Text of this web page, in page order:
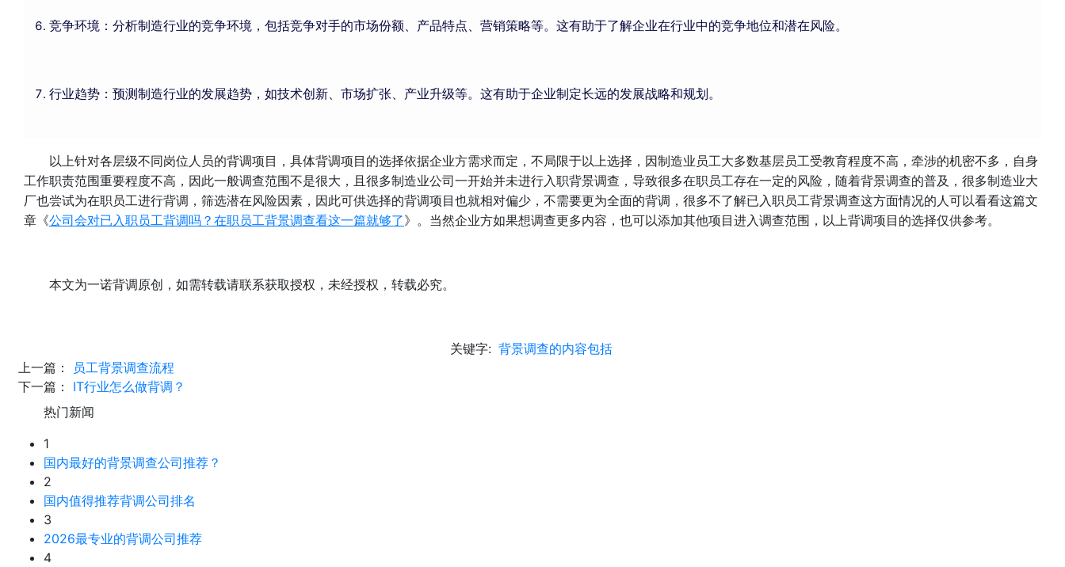
竞争环境：分析制造行业的竞争环境，包括竞争对手的市场份额、产品特点、营销策略等。这有助于了解企业在行业中的竞争地位和潜在风险。
行业趋势：预测制造行业的发展趋势，如技术创新、市场扩张、产业升级等。这有助于企业制定长远的发展战略和规划。
以上针对各层级不同岗位人员的背调项目，具体背调项目的选择依据企业方需求而定，不局限于以上选择，因制造业员工大多数基层员工受教育程度不高，牵涉的机密不多，自身
工作职责范围重要程度不高，因此一般调查范围不是很大，且很多制造业公司一开始并未进行入职背景调查，导致很多在职员工存在一定的风险，随着背景调查的普及，很多制造业大
厂也尝试为在职员工进行背调，筛选潜在风险因素，因此可供选择的背调项目也就相对偏少，不需要更为全面的背调，很多不了解已入职员工背景调查这方面情况的人可以看看这篇文
章《公司会对已入职员工背调吗？在职员工背景调查看这一篇就够了》。当然企业方如果想调查更多内容，也可以添加其他项目进入调查范围，以上背调项目的选择仅供参考。
本文为一诺背调原创，如需转载请联系获取授权，未经授权，转载必究。
关键字: 背景调查的内容包括
上一篇：
员工背景调查流程
下一篇：
IT行业怎么做背调？
热门新闻
1
国内最好的背景调查公司推荐？
2
国内值得推荐背调公司排名
3
2026最专业的背调公司推荐
4